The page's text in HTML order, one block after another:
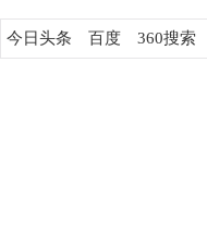
今日头条 百度 360搜索